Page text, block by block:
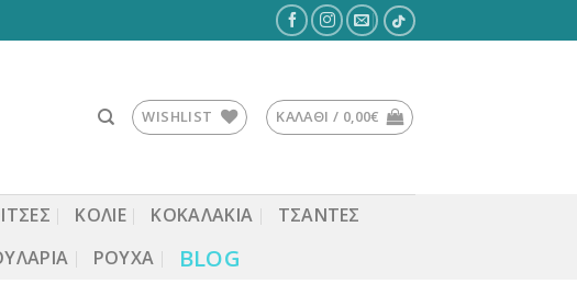
WISHLIST ΚΑΛΆΘΙ / 0,00€
ΚΟΛΙΕ ΚΟΚΑΛΆΚΙΑ
ΤΣΆΝΤΕΣ
ΡΟΎΧΑ BLOG